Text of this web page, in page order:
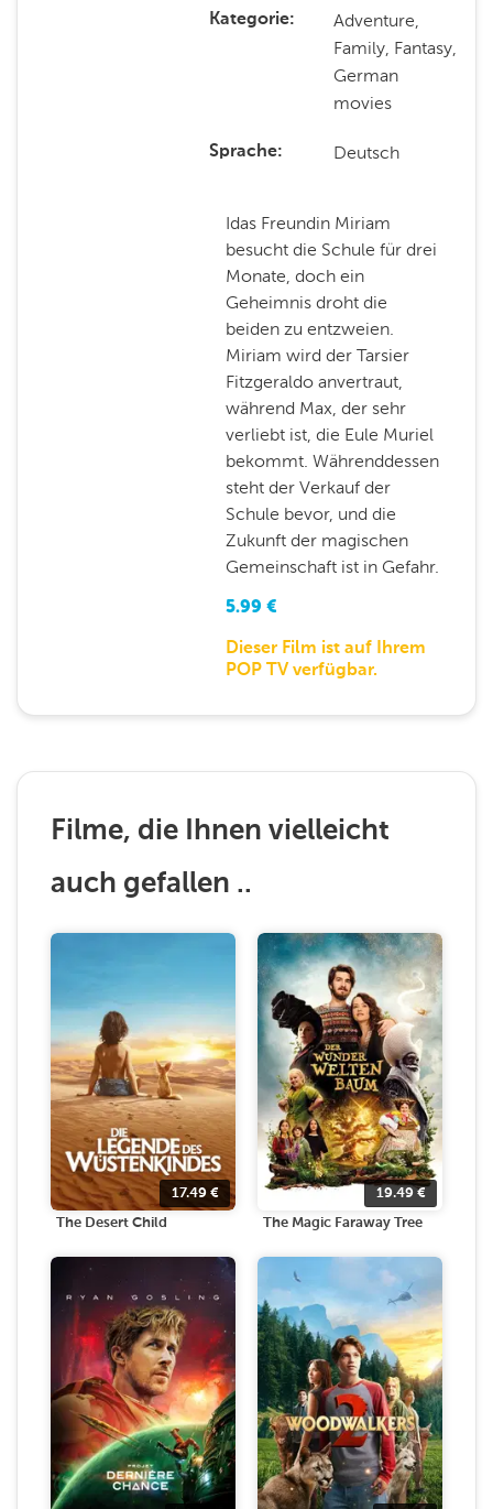
Kategorie
Adventure,
Family, Fantasy,
German
movies
Sprache Deutsch
Idas Freundin Miriam
besucht die Schule für drei
Monate, doch ein
Geheimnis droht die
beiden zu entzweien.
Miriam wird der Tarsier
Fitzgeraldo anvertraut,
während Max, der sehr
verliebt ist, die Eule Muriel
bekommt. Währenddessen
steht der Verkauf der
Schule bevor, und die
Zukunft der magischen
Gemeinschaft ist in Gefahr.
5.99 €
Dieser Film ist auf Ihrem
POP TV verfügbar.
Filme, die Ihnen vielleicht
auch gefallen ..
17.49 €
The Desert Child
19.49€
The Magic Faraway Tree